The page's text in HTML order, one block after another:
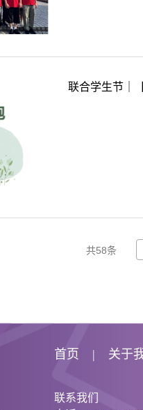
联合学生节｜
共58条
首页 关于
联系我们